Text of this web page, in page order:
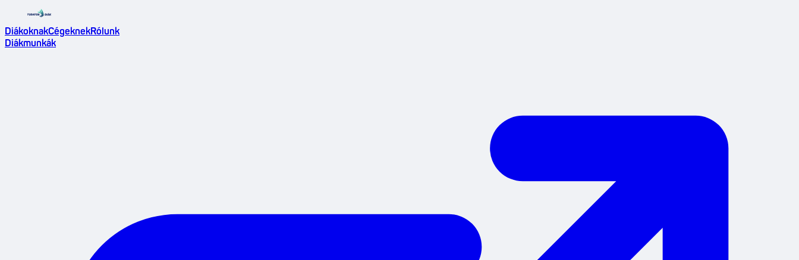
DiákoknakCégeknekRólunk
Diákmunkák